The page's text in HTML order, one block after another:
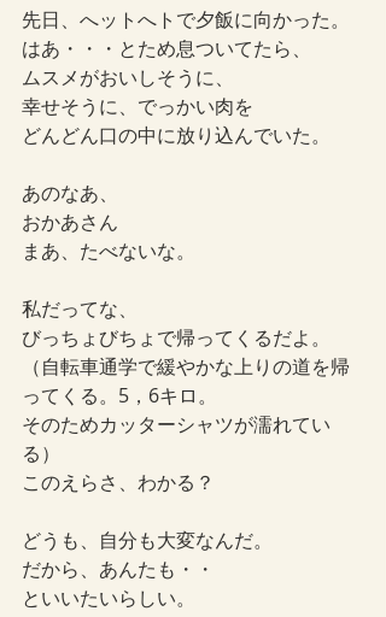
先日、へットへトで夕飯に向かった。
はあ・・・とため息ついてたら、
ムスメがおいしそうに、
幸せそうに、でっかい肉を
どんどん口の中に放り込んでいた。
あのなあ、
おかあさん
まあ、たべないな。
私だってな、
びっちょびちょで帰ってくるだよ。
（自転車通学で緩やかな上りの道を帰
ってくる。5，6キロ。
そのためカッターシャツが濡れてい
る）
このえらさ、わかる？
どうも、自分も大変なんだ。
だから、あんたも・・
といいたいらしい。